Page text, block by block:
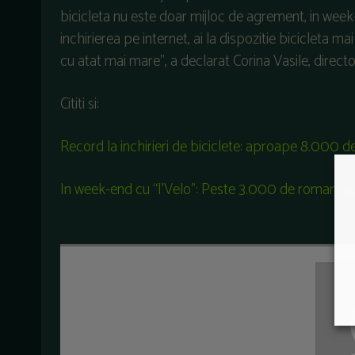
bicicleta nu este doar mijloc de agrement, in
inchirierea pe internet, ai la dispozitie bicicleta
cu atat mai mare”, a declarat Corina Vasile,
Cititi si:
Record la inchirieri de biciclete: aproape 8.000
In week-end cu “I’Velo”: Peste 3.000 de romani